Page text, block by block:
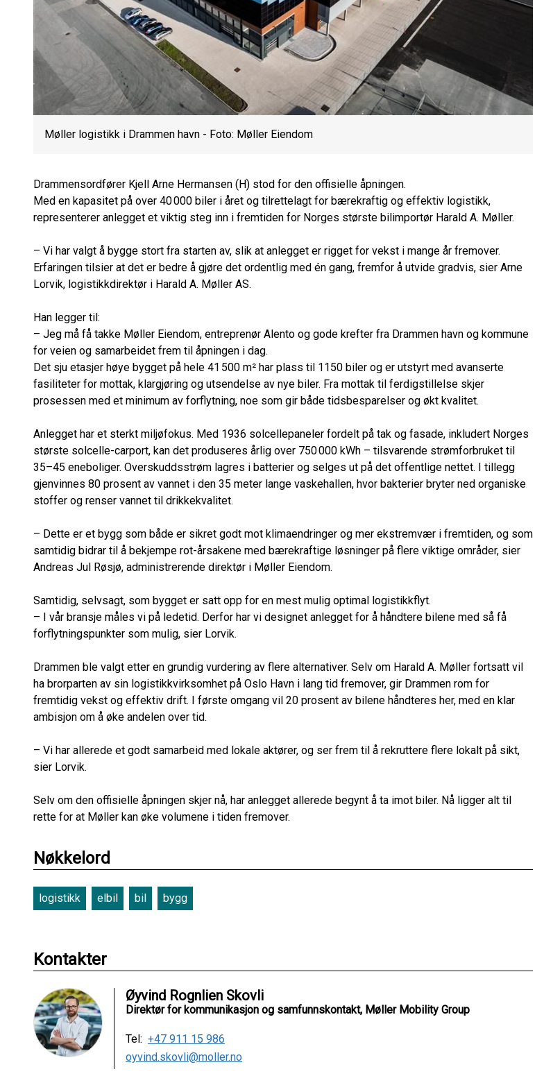
Møller logistikk i Drammen havn - Foto: Møller Eiendom
Drammensordfører Kjell Arne Hermansen (H) stod for den offisielle åpningen.
Med en kapasitet på over 40 000 biler i året og tilrettelagt for bærekraftig og effektiv logistikk,
representerer anlegget et viktig steg inn i fremtiden for Norges største bilimportør Harald A. Møller.
– Vi har valgt å bygge stort fra starten av, slik at anlegget er rigget for vekst i mange år fremover.
Erfaringen tilsier at det er bedre å gjøre det ordentlig med én gang, fremfor å utvide gradvis, sier Arne
Lorvik, logistikkdirektør i Harald A. Møller AS.
Han legger til:
– Jeg må få takke Møller Eiendom, entreprenør Alento og gode krefter fra Drammen havn og kommune
for veien og samarbeidet frem til åpningen i dag.
Det sju etasjer høye bygget på hele 41 500 m² har plass til 1150 biler og er utstyrt med avanserte
fasiliteter for mottak, klargjøring og utsendelse av nye biler. Fra mottak til ferdigstillelse skjer
prosessen med et minimum av forflytning, noe som gir både tidsbesparelser og økt kvalitet.
Anlegget har et sterkt miljøfokus. Med 1936 solcellepaneler fordelt på tak og fasade, inkludert Norges
største solcelle-carport, kan det produseres årlig over 750 000 kWh – tilsvarende strømforbruket til
35–45 eneboliger. Overskuddsstrøm lagres i batterier og selges ut på det offentlige nettet. I tillegg
gjenvinnes 80 prosent av vannet i den 35 meter lange vaskehallen, hvor bakterier bryter ned organiske
stoffer og renser vannet til drikkekvalitet.
– Dette er et bygg som både er sikret godt mot klimaendringer og mer ekstremvær i fremtiden, og som
samtidig bidrar til å bekjempe rot-årsakene med bærekraftige løsninger på flere viktige områder, sier
Andreas Jul Røsjø, administrerende direktør i Møller Eiendom.
Samtidig, selvsagt, som bygget er satt opp for en mest mulig optimal logistikkflyt.
– I vår bransje måles vi på ledetid. Derfor har vi designet anlegget for å håndtere bilene med så få
forflytningspunkter som mulig, sier Lorvik.
Drammen ble valgt etter en grundig vurdering av flere alternativer. Selv om Harald A. Møller fortsatt vil
ha brorparten av sin logistikkvirksomhet på Oslo Havn i lang tid fremover, gir Drammen rom for
fremtidig vekst og effektiv drift. I første omgang vil 20 prosent av bilene håndteres her, med en klar
ambisjon om å øke andelen over tid.
– Vi har allerede et godt samarbeid med lokale aktører, og ser frem til å rekruttere flere lokalt på sikt,
sier Lorvik.
Selv om den offisielle åpningen skjer nå, har anlegget allerede begynt å ta imot biler. Nå ligger alt til
rette for at Møller kan øke volumene i tiden fremover.
Nøkkelord
logistikk elbil bil bygg
Kontakter
Øyvind Rognlien Skovli
Direktør for kommunikasjon og samfunnskontakt, Møller Mobility Group
Tel: +47 911 15 986
oyvind.skovli@moller.no